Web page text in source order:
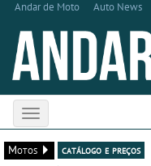
Andar de Moto Auto News
Toggle
navigation
Motos
catálogo e preços